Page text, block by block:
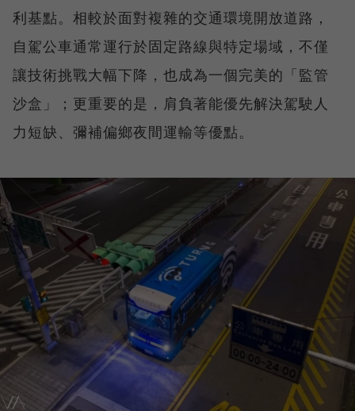
利基點。相較於面對複雜的交通環境開放道路，
自駕公車通常運行於固定路線與特定場域，不僅
讓技術挑戰大幅下降，也成為一個完美的「監管
沙盒」；更重要的是，肩負著能優先解決駕駛人
力短缺、彌補偏鄉夜間運輸等優點。